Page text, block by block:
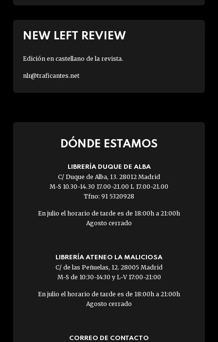
NEW LEFT REVIEW
Edición en castellano de la revista.
nlr@traficantes.net
DÓNDE ESTAMOS
LIBRERÍA DUQUE DE ALBA
C/ Duque de Alba, 13. 28012 Madrid
M-S 10.30-14.30 17.00-21.00 L 17.00-21.00
Tfno: 91 5320928
En julio el horario de tarde es de 18:00h a 21:00h
Agosto cerrado
LIBRERÍA ATENEO LA MALICIOSA
C/ de las Peñuelas, 12. 28005 Madrid
M-S de 10:30-14:30 y L-V 17:00-21:00
En julio el horario de tarde es de 18:00h a 21:00h
Agosto cerrado
CORREO DE CONTACTO